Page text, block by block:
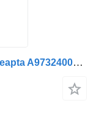
Izolator de Vibrații Cutie de Viteze Dreapta A9732400318 para camião Mercedes-Benz